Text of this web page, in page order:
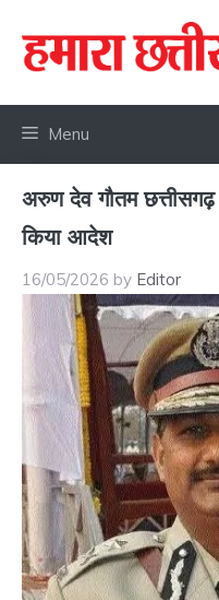
content
Menu
अरुण देव गौतम
किया आदेश
16/05/2026 by Editor